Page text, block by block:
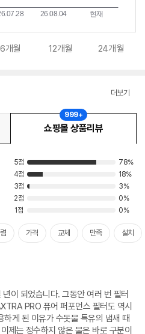
6개월 12개월 24개월
더보기
쇼핑몰 상품리뷰
999+
5점
78%
4점
18%
3점
3%
2점
0%
1점
0%
가격 교체 만족 설치
이 되었습니다. 그동안 여러 번 필터
PRO 퓨어 퍼포먼스 필터도 역시
게 된 이유가 수돗물 특유의 냄새 때
제는 정수하지 않은 물은 바로 구분이